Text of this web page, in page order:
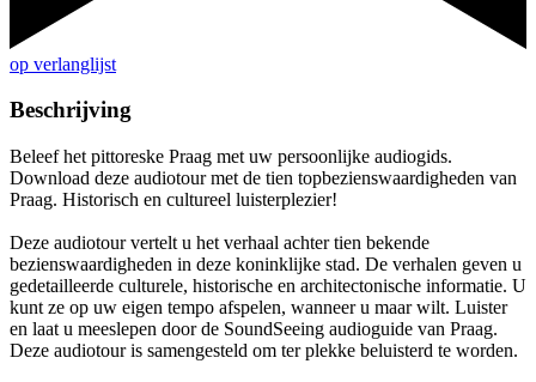
op verlanglijst
Beschrijving
Beleef het pittoreske Praag met uw persoonlijke audiogids.
Download deze audiotour met de tien topbezienswaardigheden van
Praag. Historisch en cultureel luisterplezier!
Deze audiotour vertelt u het verhaal achter tien bekende
bezienswaardigheden in deze koninklijke stad. De verhalen geven u
gedetailleerde culturele, historische en architectonische informatie. U
kunt ze op uw eigen tempo afspelen, wanneer u maar wilt. Luister
en laat u meeslepen door de SoundSeeing audioguide van Praag.
Deze audiotour is samengesteld om ter plekke beluisterd te worden.